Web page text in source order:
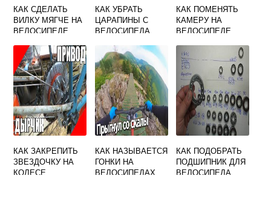
КАК СДЕЛАТЬ
ВИЛКУ МЯГЧЕ НА
ВЕЛОСИПЕДЕ
КАК УБРАТЬ
ЦАРАПИНЫ С
ВЕЛОСИПЕДА
КАК ПОМЕНЯТЬ
КАМЕРУ НА
ВЕЛОСИПЕДЕ
СО
СКОРОСТНОГО
ВЕЛОСИПЕДА
ВИДЕО
КАК ЗАКРЕПИТЬ
ЗВЕЗДОЧКУ НА
КОЛЕСЕ
КАК НАЗЫВАЕТСЯ
ГОНКИ НА
ВЕЛОСИПЕДАХ
КАК ПОДОБРАТЬ
ПОДШИПНИК ДЛЯ
ВЕЛОСИПЕДА